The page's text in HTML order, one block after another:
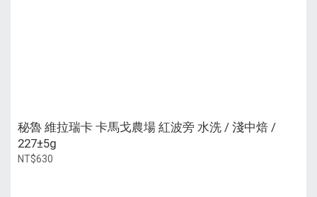
秘魯 維拉瑞卡 卡馬戈農場 紅波旁 水洗 / 淺中焙 /
227±5g
NT$630